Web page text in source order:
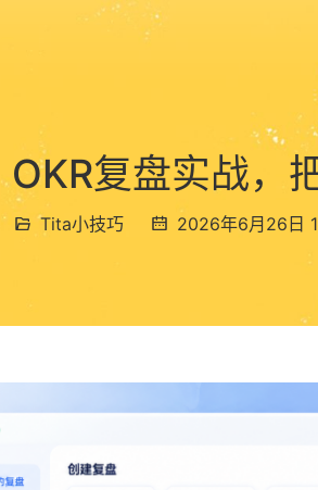
复盘实战，
Tita小技巧 2026年6月26日